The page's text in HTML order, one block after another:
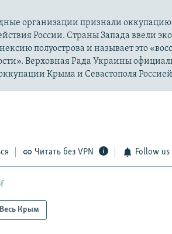
организации признали
России. Страны Запада ввели
полуострова и называет это
Верховная Рада Украины
Крыма и Севастополя Россией
Читать без VPN Follow us
Весь Крым